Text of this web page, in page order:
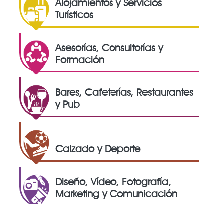
Alojamientos y Servicios
Turísticos
Asesorías, Consultorías y
Formación
Bares, Cafeterías, Restaurantes
y Pub
Calzado y Deporte
Diseño, Vídeo, Fotografía,
Marketing y Comunicación